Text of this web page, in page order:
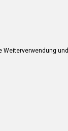
Weiterverwendung und